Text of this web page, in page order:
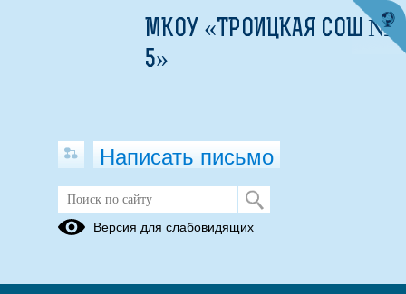
Публикации за 05.06.2026
МКОУ «ТРОИЦКАЯ СОШ №
5»
Написать письмо
Версия для слабовидящих